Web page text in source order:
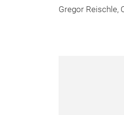
Gregor Reischle,